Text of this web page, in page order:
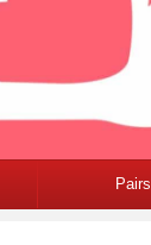
Pairs